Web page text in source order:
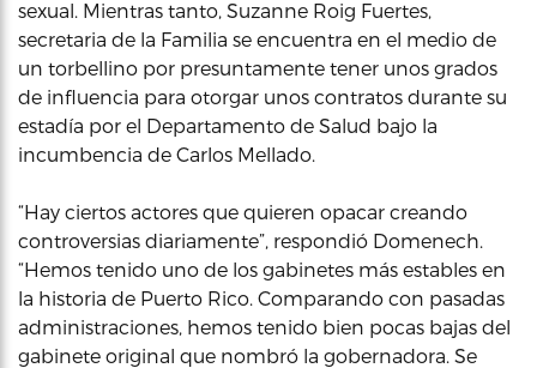
sexual. Mientras tanto, Suzanne Roig Fuertes,
secretaria de la Familia se encuentra en el medio de
un torbellino por presuntamente tener unos grados
de influencia para otorgar unos contratos durante su
estadía por el Departamento de Salud bajo la
incumbencia de Carlos Mellado.
“Hay ciertos actores que quieren opacar creando
controversias diariamente”, respondió Domenech.
“Hemos tenido uno de los gabinetes más estables en
la historia de Puerto Rico. Comparando con pasadas
administraciones, hemos tenido bien pocas bajas del
gabinete original que nombró la gobernadora. Se